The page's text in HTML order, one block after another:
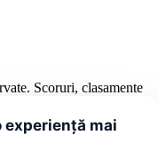
Scoruri, clasamente
experiență mai